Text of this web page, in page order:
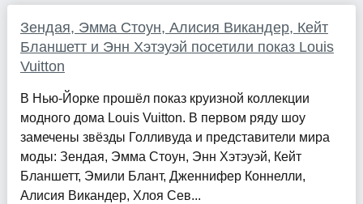
Зендая, Эмма Стоун, Алисия Викандер, Кейт
Бланшетт и Энн Хэтэуэй посетили показ Louis
Vuitton
В Нью-Йорке прошёл показ круизной коллекции
модного дома Louis Vuitton. В первом ряду шоу
замечены звёзды Голливуда и представители мира
моды: Зендая, Эмма Стоун, Энн Хэтэуэй, Кейт
Бланшетт, Эмили Блант, Дженнифер Коннелли,
Алисия Викандер, Хлоя Сев...